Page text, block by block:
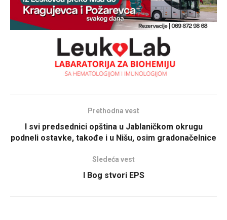
Prethodna vest
I svi predsednici opština u Jablaničkom okrugu
podneli ostavke, takođe i u Nišu, osim gradonačelnice
Sledeća vest
I Bog stvori EPS